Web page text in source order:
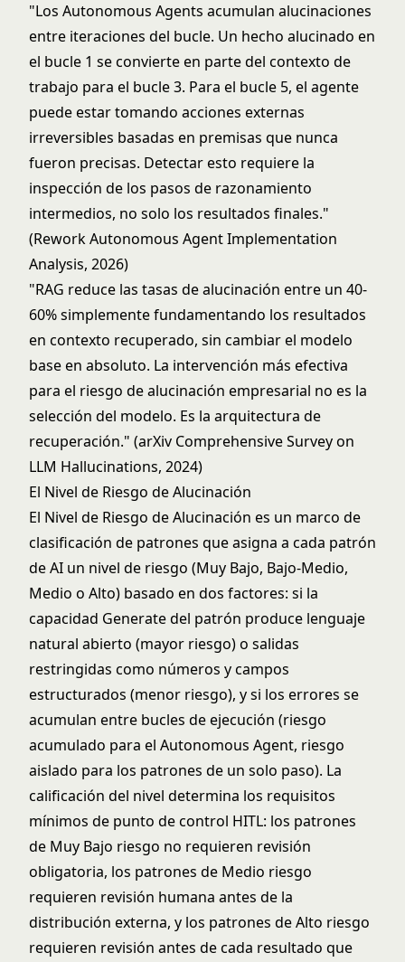
"Los Autonomous Agents acumulan alucinaciones
entre iteraciones del bucle. Un hecho alucinado en
el bucle 1 se convierte en parte del contexto de
trabajo para el bucle 3. Para el bucle 5, el agente
puede estar tomando acciones externas
irreversibles basadas en premisas que nunca
fueron precisas. Detectar esto requiere la
inspección de los pasos de razonamiento
intermedios, no solo los resultados finales."
(Rework Autonomous Agent Implementation
Analysis, 2026)
"RAG reduce las tasas de alucinación entre un 40-
60% simplemente fundamentando los resultados
en contexto recuperado, sin cambiar el modelo
base en absoluto. La intervención más efectiva
para el riesgo de alucinación empresarial no es la
selección del modelo. Es la arquitectura de
recuperación." (arXiv Comprehensive Survey on
LLM Hallucinations, 2024)
El Nivel de Riesgo de Alucinación
El Nivel de Riesgo de Alucinación es un marco de
clasificación de patrones que asigna a cada patrón
de AI un nivel de riesgo (Muy Bajo, Bajo-Medio,
Medio o Alto) basado en dos factores: si la
capacidad Generate del patrón produce lenguaje
natural abierto (mayor riesgo) o salidas
restringidas como números y campos
estructurados (menor riesgo), y si los errores se
acumulan entre bucles de ejecución (riesgo
acumulado para el Autonomous Agent, riesgo
aislado para los patrones de un solo paso). La
calificación del nivel determina los requisitos
mínimos de punto de control HITL: los patrones
de Muy Bajo riesgo no requieren revisión
obligatoria, los patrones de Medio riesgo
requieren revisión humana antes de la
distribución externa, y los patrones de Alto riesgo
requieren revisión antes de cada resultado que